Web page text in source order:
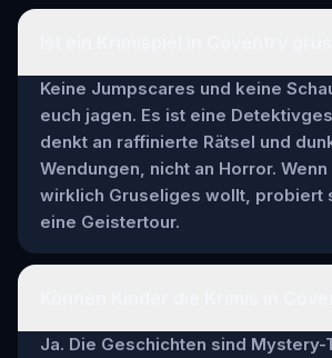
Keine Jumpscares und keine
euch jagen. Es ist eine
denkt an raffinierte Rätsel und
Wendungen, nicht an Horror.
wirklich Gruseliges wollt, probiert
eine Geistertour.
Ja. Die Geschichten sind